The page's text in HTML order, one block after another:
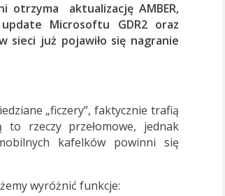
otrzyma aktualizację AMBER,
Microsoftu GDR2 oraz
sieci już pojawiło się nagranie
„ficzery”, faktycznie trafią
rzeczy przełomowe, jednak
kafelków powinni się
wyróżnić funkcje: